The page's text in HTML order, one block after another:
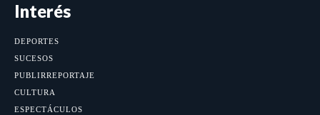
Interés
DEPORTES
SUCESOS
PUBLIRREPORTAJE
CULTURA
ESPECTÁCULOS